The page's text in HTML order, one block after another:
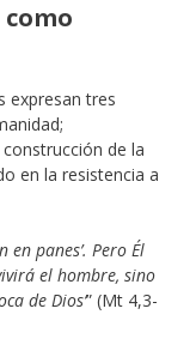
expresan tres
de la
en la resistencia a
panes’. Pero Él
el hombre, sino
de Dios’” (Mt 4,3-